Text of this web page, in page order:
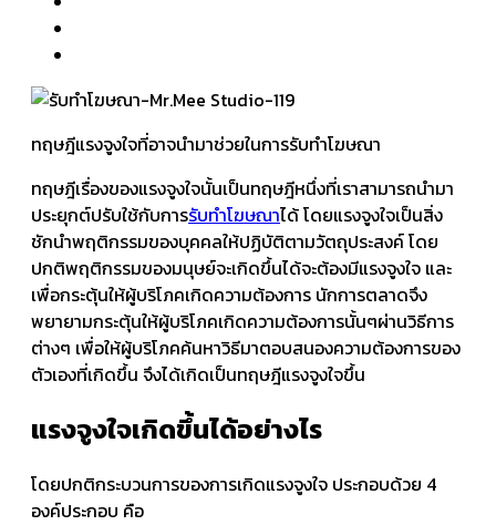
ทฤษฎีแรงจูงใจที่อาจนำมาช่วยในการรับทำโฆษณา
ทฤษฎีเรื่องของแรงจูงใจนั้นเป็นทฤษฎีหนึ่งที่เราสามารถนำมา
ประยุกต์ปรับใช้กับการรับทำโฆษณาได้ โดยแรงจูงใจเป็นสิ่ง
ชักนำพฤติกรรมของบุคคลให้ปฏิบัติตามวัตถุประสงค์ โดย
ปกติพฤติกรรมของมนุษย์จะเกิดขึ้นได้จะต้องมีแรงจูงใจ และ
เพื่อกระตุ้นให้ผู้บริโภคเกิดความต้องการ นักการตลาดจึง
พยายามกระตุ้นให้ผู้บริโภคเกิดความต้องการนั้นๆผ่านวิธีการ
ต่างๆ เพื่อให้ผู้บริโภคค้นหาวิธีมาตอบสนองความต้องการของ
ตัวเองที่เกิดขึ้น จึงได้เกิดเป็นทฤษฎีแรงจูงใจขึ้น
แรงจูงใจเกิดขึ้นได้อย่างไร
โดยปกติกระบวนการของการเกิดแรงจูงใจ ประกอบด้วย 4
องค์ประกอบ คือ